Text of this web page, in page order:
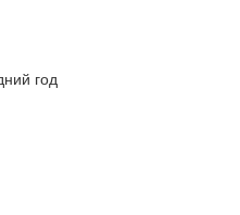
год